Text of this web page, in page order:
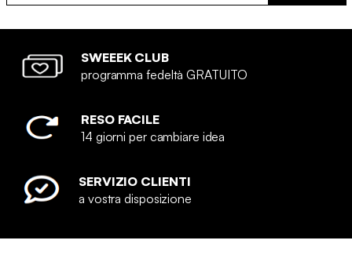
SWEEEK CLUB
programma fedeltà GRATUITO
RESO FACILE
14 giorni per cambiare idea
SERVIZIO CLIENTI
a vostra disposizione